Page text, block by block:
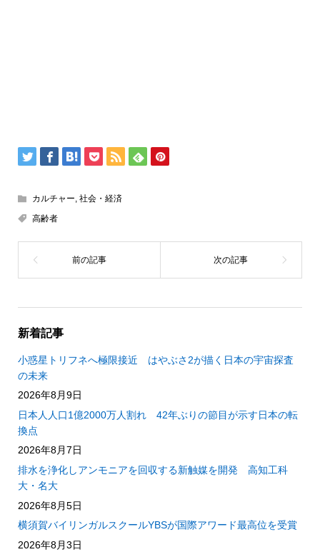
カルチャー 社会・経済
高齢者
新着記事
小惑星トリフネへ極限接近 はやぶさ2が描く日本の宇宙探査
の未来
2026年8月9日
日本人人口1億2000万人割れ 42年ぶりの節目が示す日本の転
換点
2026年8月7日
排水を浄化しアンモニアを回収する新触媒を開発 高知工科
大・名大
2026年8月5日
横須賀バイリンガルスクールYBSが国際アワード最高位を受賞
2026年8月3日